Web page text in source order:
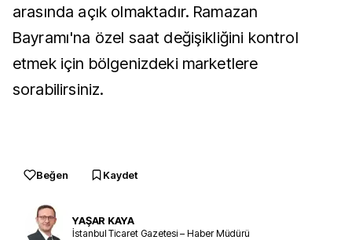
arasında açık olmaktadır. Ramazan
Bayramı'na özel saat değişikliğini kontrol
etmek için bölgenizdeki marketlere
sorabilirsiniz.
Beğen Kaydet
YAŞAR KAYA
İstanbul Ticaret Gazetesi – Haber Müdürü